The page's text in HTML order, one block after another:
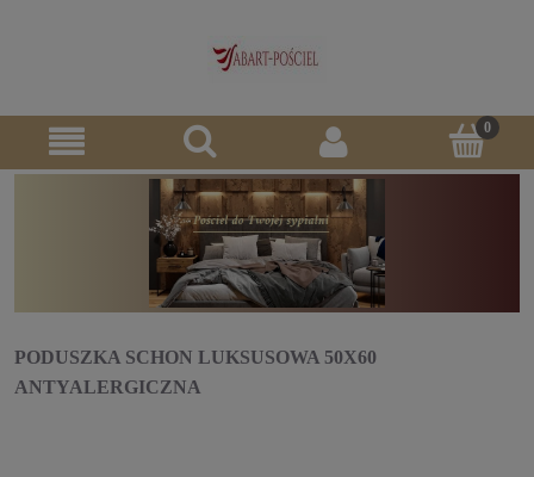
PODUSZKA SCHON LUKSUSOWA 50X60
ANTYALERGICZNA